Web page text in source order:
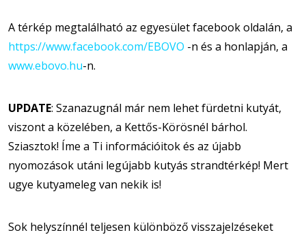
A térkép megtalálható az egyesület facebook oldalán, a
https://www.facebook.com/EBOVO -n és a honlapján, a
www.ebovo.hu-n.
UPDATE: Szanazugnál már nem lehet fürdetni kutyát,
viszont a közelében, a Kettős-Körösnél bárhol.
Sziasztok! Íme a Ti információitok és az újabb
nyomozások utáni legújabb kutyás strandtérkép! Mert
ugye kutyameleg van nekik is!
Sok helyszínnél teljesen különböző visszajelzéseket